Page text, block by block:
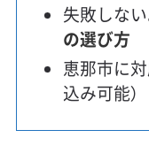
失敗しない
の選び方
恵那市に
込み可能）